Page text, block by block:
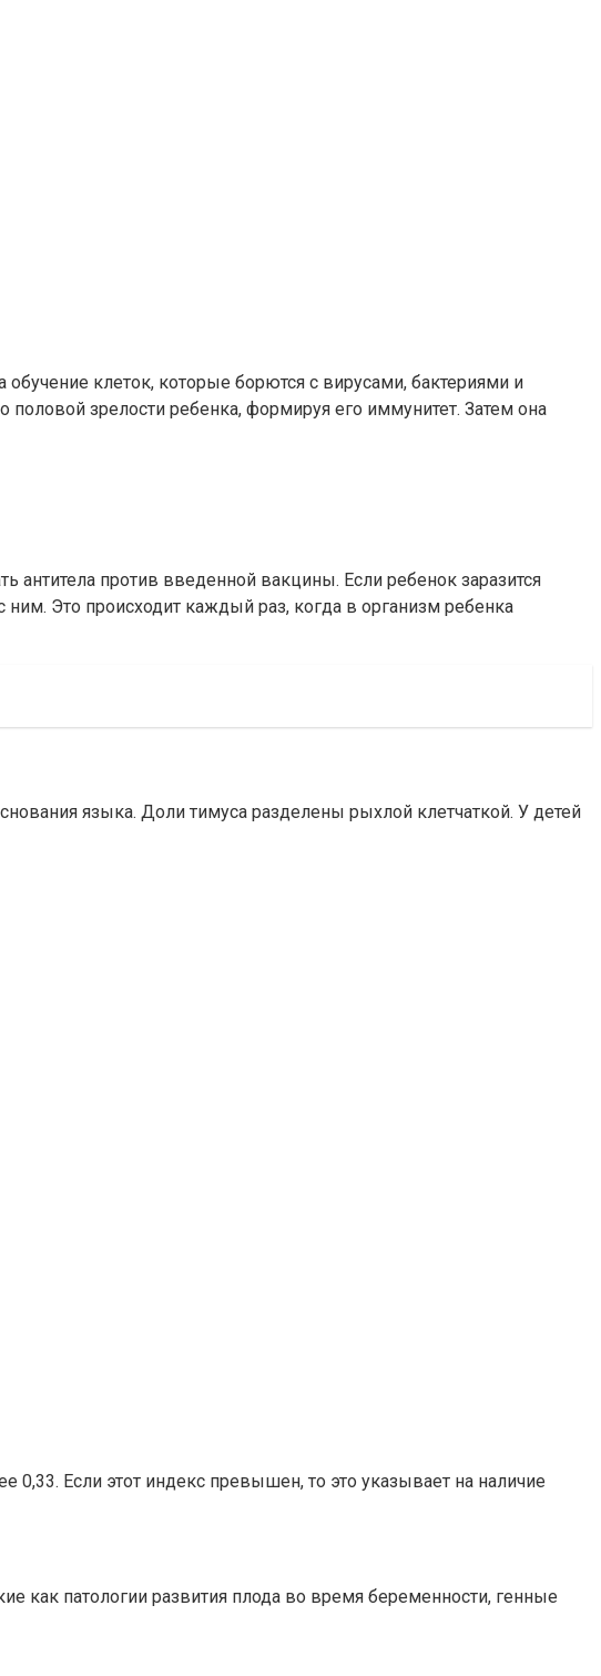
клеток, которые борются с вирусами, бактериями и
зрелости ребенка, формируя его иммунитет. Затем она
антитела против введенной вакцины. Если ребенок заразится
Это происходит каждый раз, когда в организм ребенка
языка. Доли тимуса разделены рыхлой клетчаткой. У детей
0,33. Если этот индекс превышен, то это указывает на наличие
как патологии развития плода во время беременности, генные